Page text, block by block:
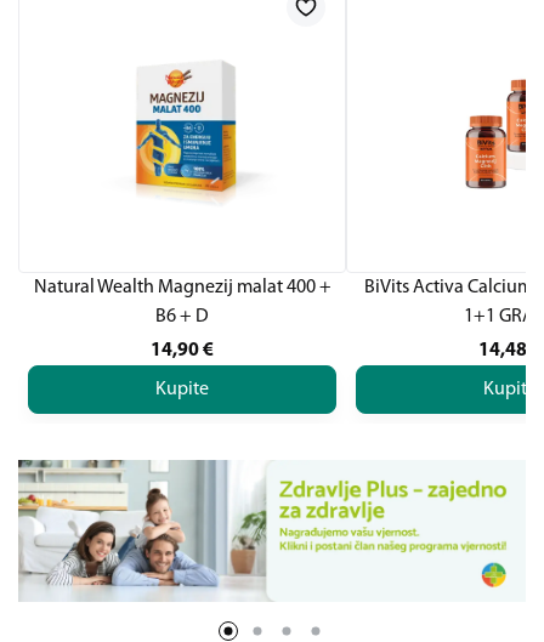
Natural Wealth Magnezij malat 400 +
B6 + D
14,90€
Kupite
BiVits Activa Calcium
1+1
14,48
Kupite